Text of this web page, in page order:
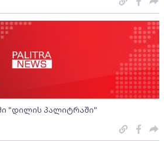
"დილის პალიტრაში"